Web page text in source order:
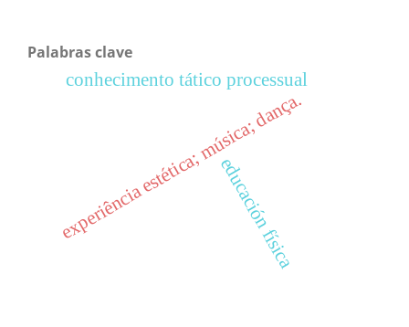
Palabras clave
educación física
experiência estética; música; dança.
conhecimento tático processual